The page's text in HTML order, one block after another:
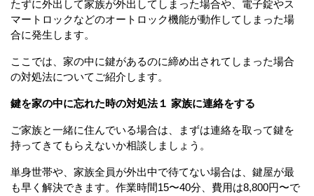
たずに外出して家族が外出してしまった場合や、電子錠やス
マートロックなどのオートロック機能が動作してしまった場
合に発生します。
ここでは、家の中に鍵があるのに締め出されてしまった場合
の対処法についてご紹介します。
鍵を家の中に忘れた時の対処法１ 家族に連絡をする
ご家族と一緒に住んでいる場合は、まずは連絡を取って鍵を
持ってきてもらえないか相談しましょう。
単身世帯や、家族全員が外出中で待てない場合は、鍵屋が最
も早く解決できます。作業時間15〜40分、費用は8,800円〜で